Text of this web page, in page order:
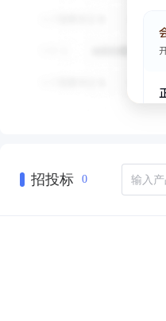
招投标 0